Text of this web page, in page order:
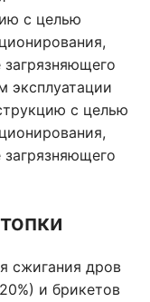
с целью
с целью
сжигания дров
и брикетов